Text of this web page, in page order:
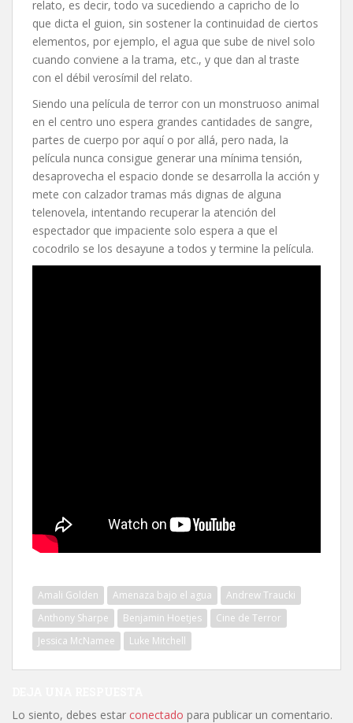
relato, es decir, todo va sucediendo a capricho de lo
que dicta el guion, sin sostener la continuidad de ciertos
elementos, por ejemplo, el agua que sube de nivel solo
cuando conviene a la trama, etc., y que dan al traste
con el débil verosímil del relato.
Siendo una película de terror con un monstruoso animal
en el centro uno espera grandes cantidades de sangre,
partes de cuerpo por aquí o por allá, pero nada, la
película nunca consigue generar una mínima tensión,
desaprovecha el espacio donde se desarrolla la acción y
mete con calzador tramas más dignas de alguna
telenovela, intentando recuperar la atención del
espectador que impaciente solo espera a que el
cocodrilo se los desayune a todos y termine la película.
Amali Golden Amenaza bajo el agua
Andrew Traucki
Anthony Sharpe
Benjamin Hoetjes
Cine de Terror
Jessica McNamee
Luke Mitchell
Lo siento, debes estar conectado para publicar un comentario.